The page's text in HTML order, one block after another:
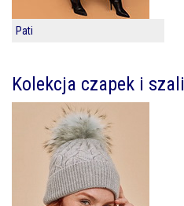
Pati
Kolekcja czapek i szali